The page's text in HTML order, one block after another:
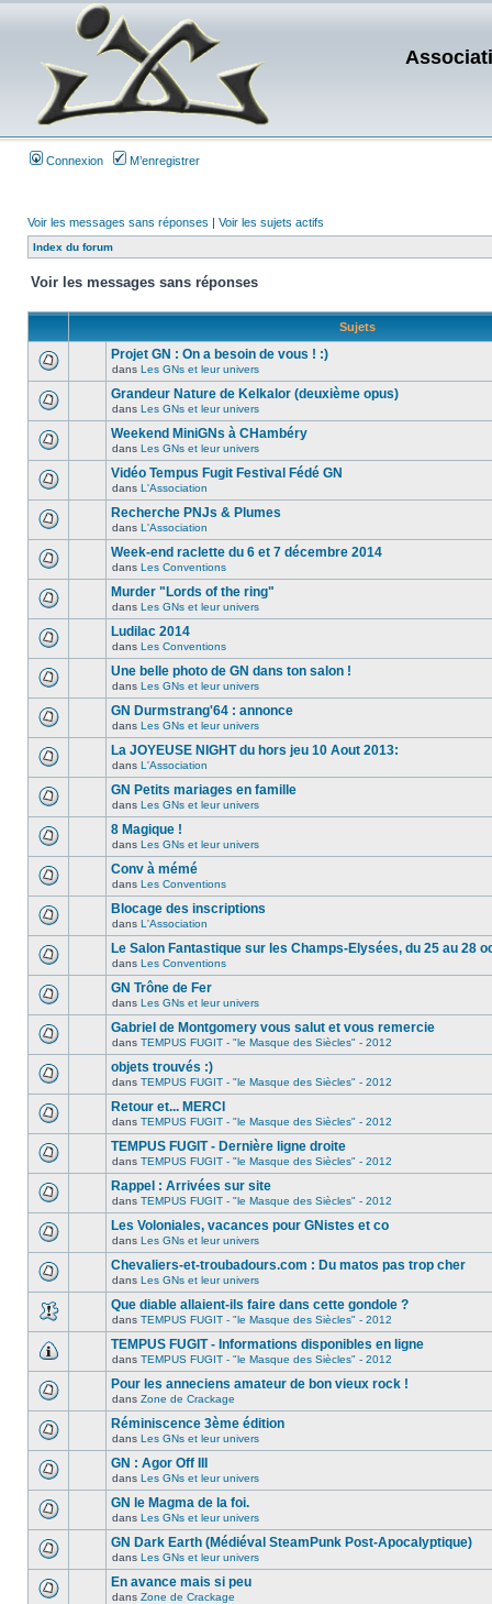
Connexion M’enregistrer
Voir les messages sans réponses | Voir les sujets actifs
Index du forum
Voir les messages sans réponses
Sujets
Projet GN : On a besoin de vous ! :)
dans Les GNs et leur univers
Grandeur Nature de Kelkalor (deuxième opus)
dans Les GNs et leur univers
Weekend MiniGNs à CHambéry
dans Les GNs et leur univers
Vidéo Tempus Fugit Festival Fédé GN
dans L'Association
Recherche PNJs & Plumes
dans L'Association
Week-end raclette du 6 et 7 décembre 2014
dans Les Conventions
Murder "Lords of the ring"
dans Les GNs et leur univers
Ludilac 2014
dans Les Conventions
Une belle photo de GN dans ton salon !
dans Les GNs et leur univers
GN Durmstrang'64 : annonce
dans Les GNs et leur univers
La JOYEUSE NIGHT du hors jeu 10 Aout 2013:
dans L'Association
GN Petits mariages en famille
dans Les GNs et leur univers
8 Magique !
dans Les GNs et leur univers
Conv à mémé
dans Les Conventions
Blocage des inscriptions
dans L'Association
Le Salon Fantastique sur les Champs-Elysées, du 25 au 28
dans Les Conventions
GN Trône de Fer
dans Les GNs et leur univers
Gabriel de Montgomery vous salut et vous remercie
dans TEMPUS FUGIT - "le Masque des Siècles" - 2012
objets trouvés :)
dans TEMPUS FUGIT - "le Masque des Siècles" - 2012
Retour et... MERCI
dans TEMPUS FUGIT - "le Masque des Siècles" - 2012
TEMPUS FUGIT - Dernière ligne droite
dans TEMPUS FUGIT - "le Masque des Siècles" - 2012
Rappel : Arrivées sur site
dans TEMPUS FUGIT - "le Masque des Siècles" - 2012
Les Voloniales, vacances pour GNistes et co
dans Les GNs et leur univers
Chevaliers-et-troubadours.com : Du matos pas trop cher
dans Les GNs et leur univers
Que diable allaient-ils faire dans cette gondole ?
dans TEMPUS FUGIT - "le Masque des Siècles" - 2012
TEMPUS FUGIT - Informations disponibles en ligne
dans TEMPUS FUGIT - "le Masque des Siècles" - 2012
Pour les anneciens amateur de bon vieux rock !
dans Zone de Crackage
Réminiscence 3ème édition
dans Les GNs et leur univers
GN : Agor Off III
dans Les GNs et leur univers
GN le Magma de la foi.
dans Les GNs et leur univers
GN Dark Earth (Médiéval SteamPunk Post-Apocalyptique)
dans Les GNs et leur univers
En avance mais si peu
dans Zone de Crackage